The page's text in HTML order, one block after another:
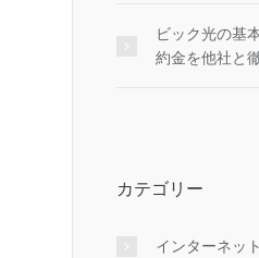
ビック光の基
約金を他社と
カテゴリー
インターネッ